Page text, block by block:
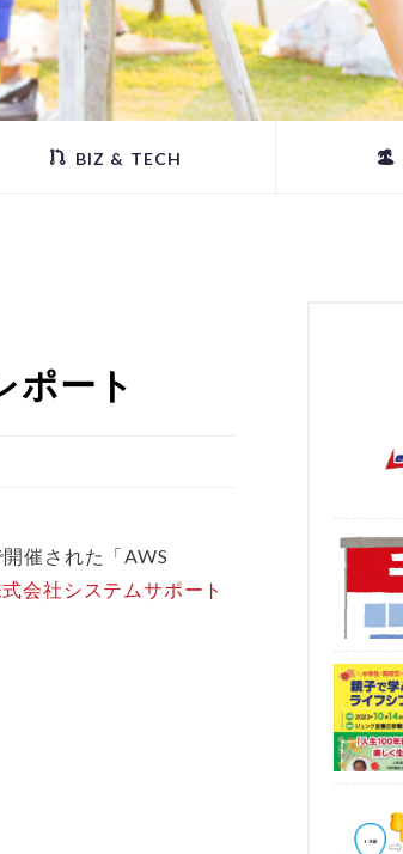
BIZ & TECH
ポート
催された「AWS
会社システムサポート